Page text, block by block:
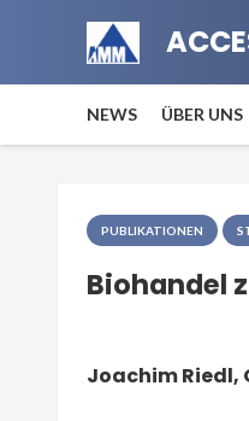
NEWS ÜBER UNS
PUBLIKATIONEN
Biohandel
Joachim Riedl,